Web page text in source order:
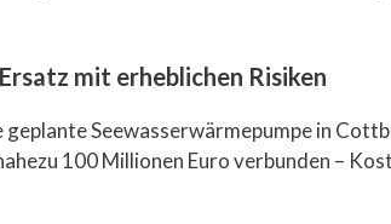
mit erheblichen Risiken
Seewasserwärmepumpe in
100 Millionen Euro verbunden –